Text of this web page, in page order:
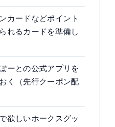
カードなどポイント
れるカードを準備し
ーとの公式アプリを
く（先行クーポン配
欲しいホークスグッ